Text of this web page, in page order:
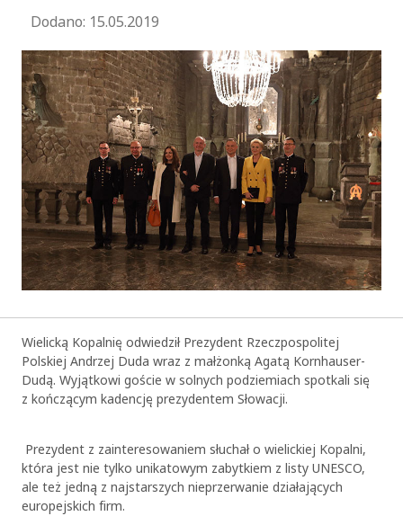
Dodano: 15.05.2019Zaktualizowano 2020-05-19 15:33:45
Wielicką Kopalnię odwiedził Prezydent Rzeczpospolitej
Polskiej Andrzej Duda wraz z małżonką Agatą Kornhauser-
Dudą. Wyjątkowi goście w solnych podziemiach spotkali się
z kończącym kadencję prezydentem Słowacji.
Prezydent z zainteresowaniem słuchał o wielickiej Kopalni,
która jest nie tylko unikatowym zabytkiem z listy UNESCO,
ale też jedną z najstarszych nieprzerwanie działających
europejskich firm.